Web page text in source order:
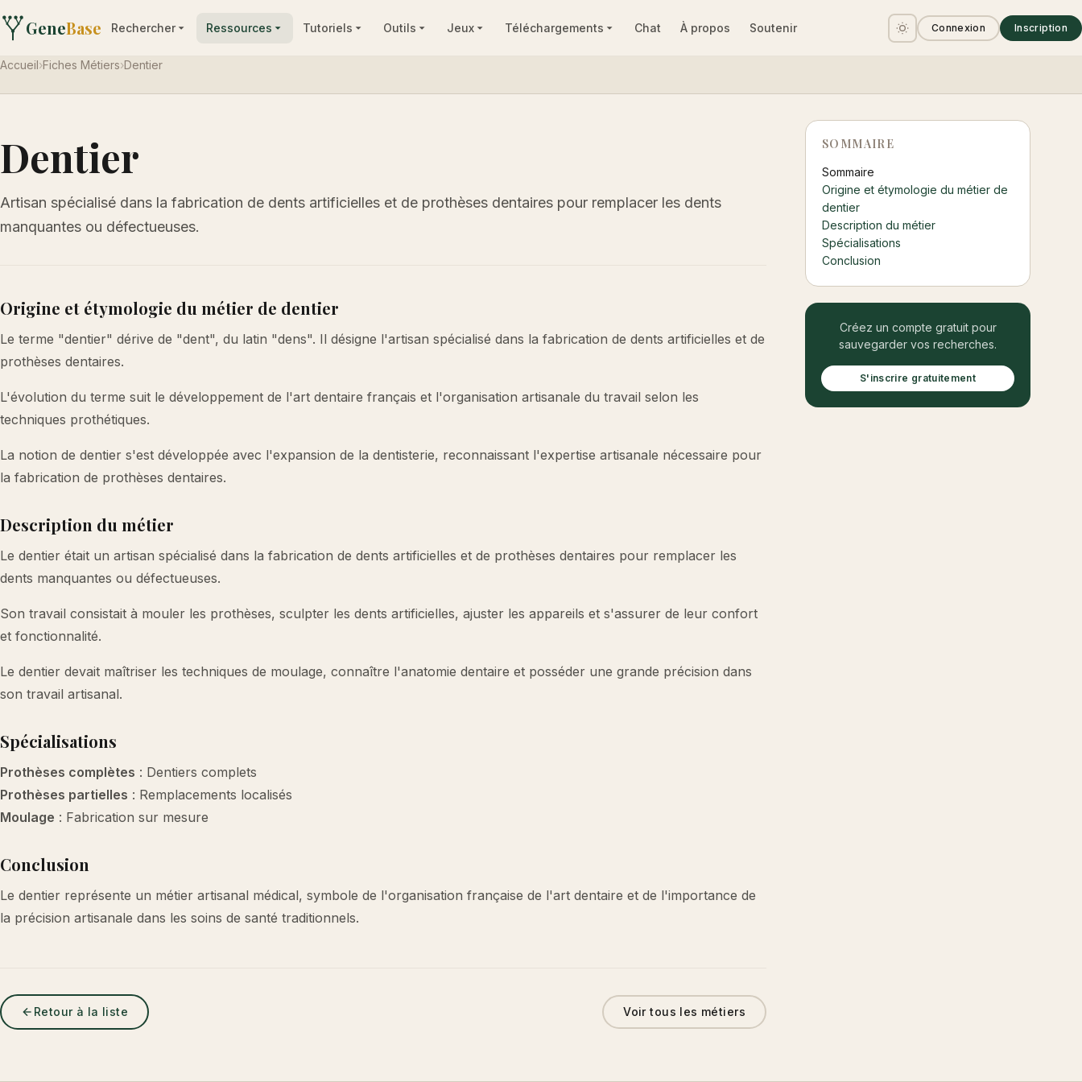
GeneBase Rechercher Ressources Tutoriels Outils Jeux Téléchargements Chat À propos Soutenir Connexion Inscription
Accueil›Fiches Métiers›Dentier
Dentier
Artisan spécialisé dans la fabrication de dents artificielles et de prothèses dentaires pour remplacer les dents
manquantes ou défectueuses.
Origine et étymologie du métier de dentier
Le terme "dentier" dérive de "dent", du latin "dens". Il désigne l'artisan spécialisé dans la fabrication de dents artificielles et de
prothèses dentaires.
L'évolution du terme suit le développement de l'art dentaire français et l'organisation artisanale du travail selon les
techniques prothétiques.
La notion de dentier s'est développée avec l'expansion de la dentisterie, reconnaissant l'expertise artisanale nécessaire pour
la fabrication de prothèses dentaires.
Description du métier
Le dentier était un artisan spécialisé dans la fabrication de dents artificielles et de prothèses dentaires pour remplacer les
dents manquantes ou défectueuses.
Son travail consistait à mouler les prothèses, sculpter les dents artificielles, ajuster les appareils et s'assurer de leur confort
et fonctionnalité.
Le dentier devait maîtriser les techniques de moulage, connaître l'anatomie dentaire et posséder une grande précision dans
son travail artisanal.
Spécialisations
Prothèses complètes : Dentiers complets
Prothèses partielles : Remplacements localisés
Moulage : Fabrication sur mesure
Conclusion
Le dentier représente un métier artisanal médical, symbole de l'organisation française de l'art dentaire et de l'importance de
la précision artisanale dans les soins de santé traditionnels.
Retour à la liste Voir tous les métiers
SOMMAIRE
Sommaire
Origine et étymologie du métier de
dentier
Description du métier
Spécialisations
Conclusion
Créez un compte gratuit pour
sauvegarder vos recherches.
S'inscrire gratuitement